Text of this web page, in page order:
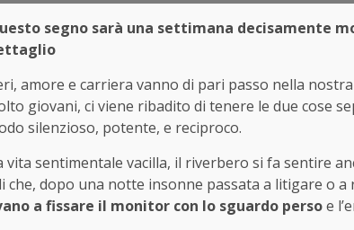
segno sarà una settimana decisamente
amore e carriera vanno di pari passo nella
giovani, ci viene ribadito di tenere le due cose
silenzioso, potente, e reciproco.
vita sentimentale vacilla, il riverbero si fa sentire
che, dopo una notte insonne passata a litigare o
a fissare il monitor con lo sguardo persoe